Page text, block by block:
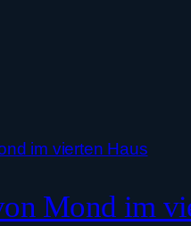
Mond im